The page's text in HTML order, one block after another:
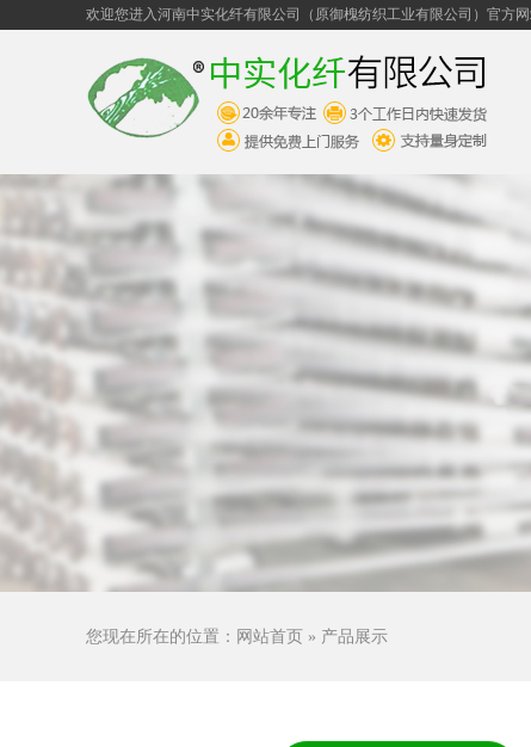
欢迎您进入河南中实化纤有限公司（原御槐纺织工业有限公司）官方网
您现在所在的位置： 网站首页 » 产品展示